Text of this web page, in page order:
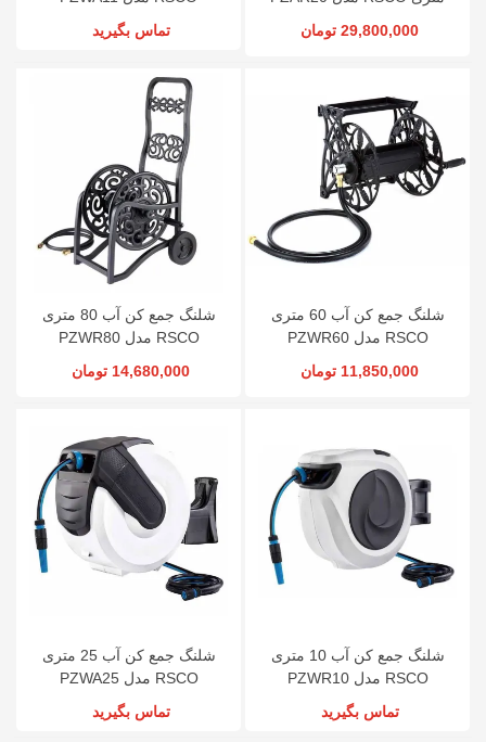
29,800,000 تومان
تماس بگیرید
شلنگ جمع کن آب 60 متری
RSCO مدل PZWR60
11,850,000 تومان
شلنگ جمع کن آب 80 متری
RSCO مدل PZWR80
14,680,000 تومان
شلنگ جمع کن آب 10 متری
RSCO مدل PZWR10
تماس بگیرید
شلنگ جمع کن آب 25 متری
RSCO مدل PZWA25
تماس بگیرید